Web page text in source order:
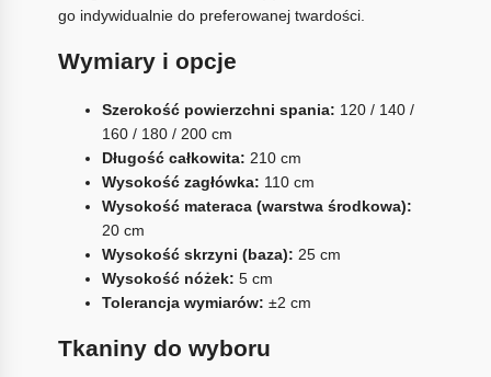
go indywidualnie do preferowanej twardości.
Wymiary i opcje
Szerokość powierzchni spania: 120 / 140 /
160 / 180 / 200 cm
Długość całkowita: 210 cm
Wysokość zagłówka: 110 cm
Wysokość materaca (warstwa środkowa):
20 cm
Wysokość skrzyni (baza): 25 cm
Wysokość nóżek: 5 cm
Tolerancja wymiarów: ±2 cm
Tkaniny do wyboru